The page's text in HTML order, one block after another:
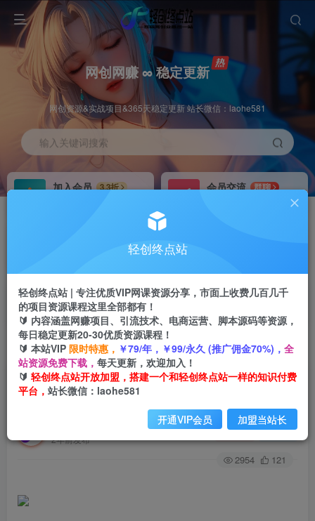
网创网赚 ∞ 稳定更新
网创资源&实战项目&365天稳定更新 站长微信：laohe581
输入关键词搜索
加入会员
3.3折
会员交流
群聊
首页 创业课程 会员专属 正文
（7228期）最新抖音+快手赶海无人直播流量庞
大，效果出奇的好（教程+素材）
2年前发布
关注 私信
2954 121
轻创终点站
轻创终点站 | 专注优质VIP网课资源分享，市面上收费几百几千
的项目资源课程这里全部都有！
🔰 内容涵盖网赚项目、引流技术、电商运营、脚本源码等资源，
每日稳定更新20-30优质资源课程！
🔰 本站VIP 限时特惠， ￥79/年，￥99/永久 (推广佣金70%)， 全
站资源免费下载， 每天更新，欢迎加入！
🔰 轻创终点站开放加盟，搭建一个和轻创终点站一样的知识付费
平台， 站长微信：laohe581
开通VIP会员 加盟当站长